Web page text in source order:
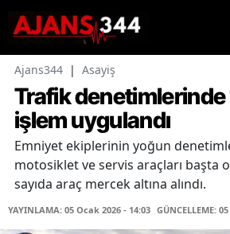
Ajans344 | Asayiş
Trafik denetimlerinde
işlem uygulandı
Emniyet ekiplerinin yoğun
motosiklet ve servis araçları başta
sayıda araç mercek altına alındı.
YAYINLAMA: 05 Ocak 2026 - 14:03 GÜNCELLEME: